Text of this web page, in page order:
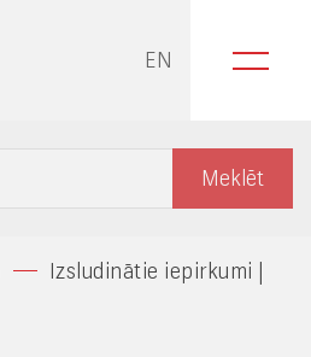
EN
Izsludinātie iepirkumi |